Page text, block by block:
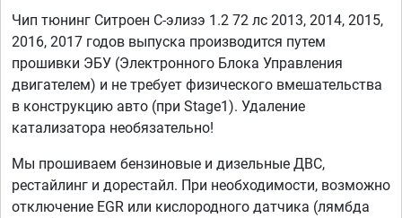
Чип тюнинг Ситроен С-элизэ 1.2 72 лс 2013, 2014, 2015,
2016, 2017 годов выпуска производится путем
прошивки ЭБУ (Электронного Блока Управления
двигателем) и не требует физического вмешательства
в конструкцию авто (при Stage1). Удаление
катализатора необязательно!
Мы прошиваем бензиновые и дизельные ДВС,
рестайлинг и дорестайл. При необходимости, возможно
отключение EGR или кислородного датчика (лямбда